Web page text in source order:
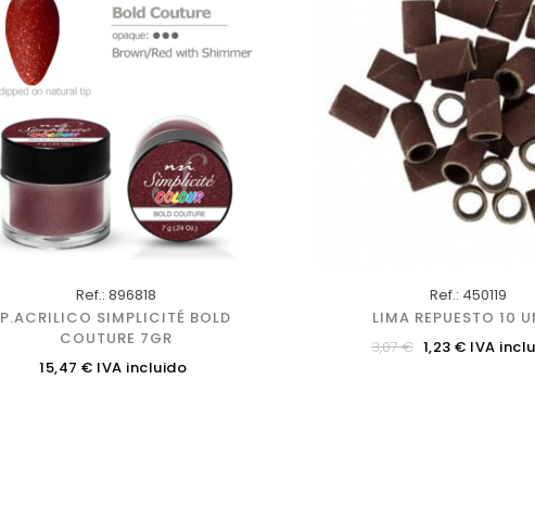
Ref.: 896818
P.ACRILICO SIMPLICITÉ BOLD
COUTURE 7GR
Precio
15,47 € IVA incluido
Ref.: 450119
LIMA REPUESTO 10
3,07 € Precio
1,23 € IVA